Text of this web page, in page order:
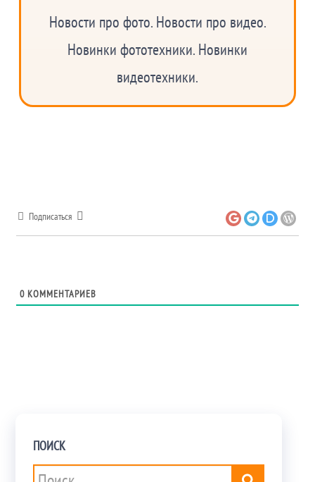
Новости про фото. Новости про видео.
Новинки фототехники. Новинки
видеотехники.
Подписаться
0 КОММЕНТАРИЕВ
ПОИСК